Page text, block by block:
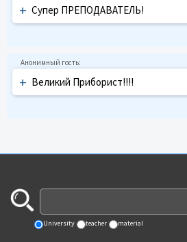
+ Супер ПРЕПОДАВАТЕЛЬ!
+ Великий Приборист!!!!
University teacher material